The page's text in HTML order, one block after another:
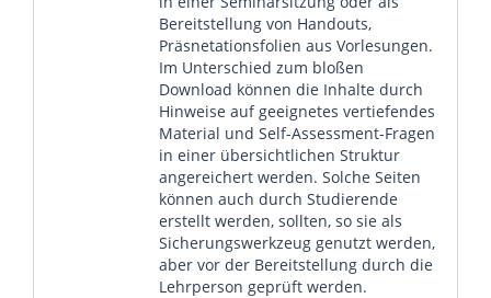
Bereitstellung von Handouts,
Präsnetationsfolien aus Vorlesungen.
Im Unterschied zum bloßen
Download können die Inhalte durch
Hinweise auf geeignetes vertiefendes
Material und Self-Assessment-Fragen
in einer übersichtlichen Struktur
angereichert werden. Solche Seiten
können auch durch Studierende
erstellt werden, sollten, so sie als
Sicherungswerkzeug genutzt werden,
aber vor der Bereitstellung durch die
Lehrperson geprüft werden.